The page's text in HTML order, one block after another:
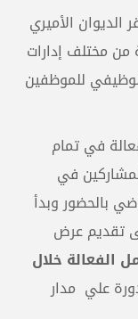
الأميري
وموظفة من مختلف إدارات
للموظفين
في تمام
المشاركين في
بالحضور وبدأ
تقديم عرض
الفعالة خلال
علي مدار